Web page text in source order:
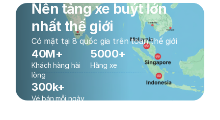
Nền tảng xe buýt lớn
nhất thế giới
Có mặt tại 8 quốc gia trên toàn thế giới
40M+
Khách hàng hài
lòng
5000+
Hãng xe
300k+
Vé bán mỗi ngày